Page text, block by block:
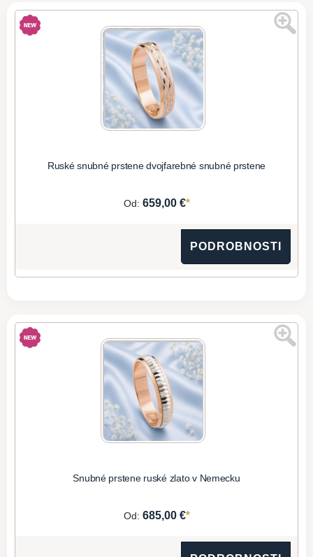
Ruské snubné prstene dvojfarebné snubné prstene
Od: 659,00 €*
PODROBNOSTI
Snubné prstene ruské zlato v Nemecku
Od: 685,00 €*